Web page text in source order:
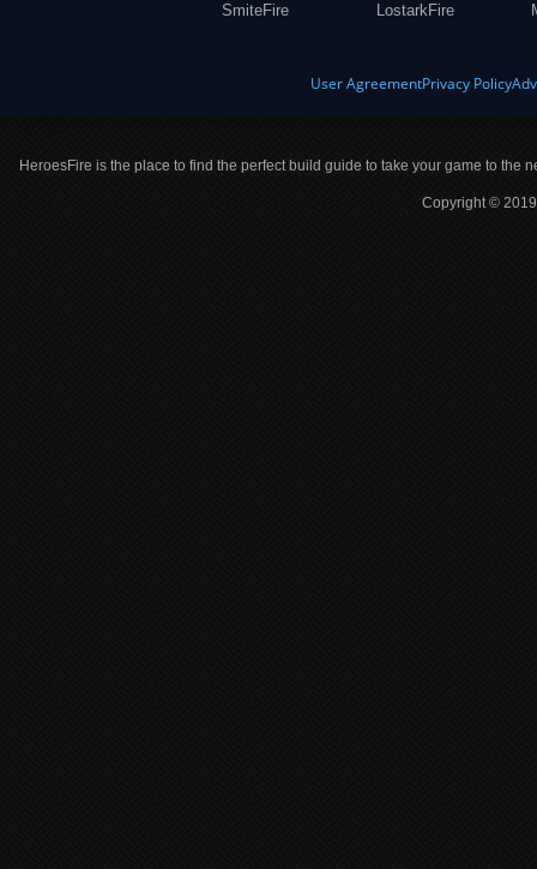
SmiteFire
LostarkFire
User AgreementPrivacy Policy
HeroesFire is the place to find the perfect build guide to take your game to the
Copyright ©